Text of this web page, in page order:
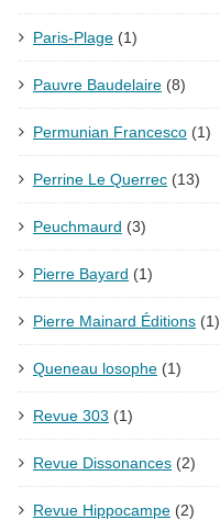
Paris-Plage (1)
Pauvre Baudelaire (8)
Permunian Francesco (1)
Perrine Le Querrec (13)
Peuchmaurd (3)
Pierre Bayard (1)
Pierre Mainard Éditions (1)
Queneau losophe (1)
Revue 303 (1)
Revue Dissonances (2)
Revue Hippocampe (2)